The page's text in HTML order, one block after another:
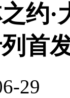
约·
首
29